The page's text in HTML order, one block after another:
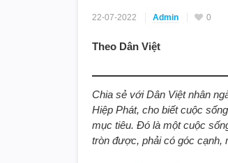
22-07-2022 Admin 0
Theo Dân Việt
Chia sẻ với Dân Việt nhân
Hiệp Phát, cho biết cuộc
mục tiêu. Đó là một cuộc
tròn được, phải có góc cạnh,